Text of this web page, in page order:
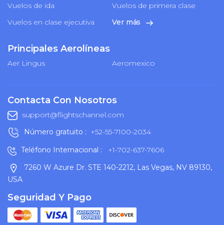
Vuelos de ida
Vuelos de primera clase
Vuelos en clase ejecutiva
Ver más
Principales Aerolíneas
Aer Lingus Aeromexico
Contacta Con Nosotros
support@flightschannel.com
Número gratuito : +52-55-7100-2034
Teléfono Internacional :
+1-702-637-7606
7260 W Azure Dr. STE 140-2212, Las Vegas, NV 89130,
USA
Seguridad Y Pago